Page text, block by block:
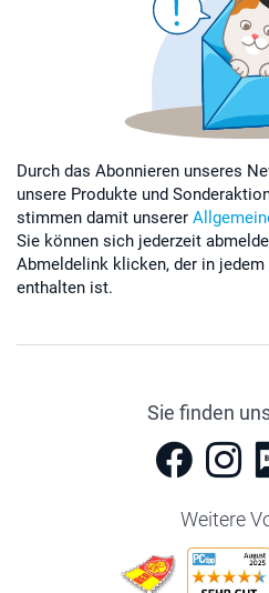
Durch das Abonnieren unseres
unsere Produkte und
stimmen damit unserer
Sie können sich jederzeit
Abmeldelink klicken, der in
enthalten ist.
Sie finden
Weitere